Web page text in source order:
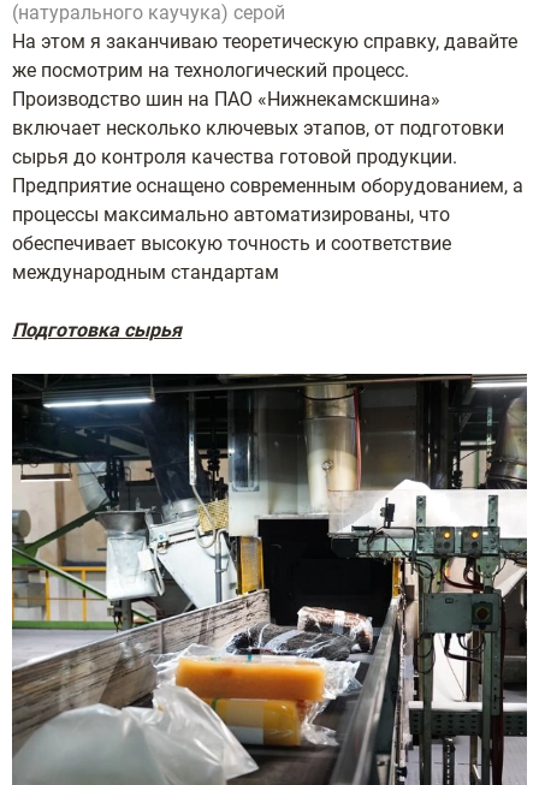
(натурального каучука) серой
На этом я заканчиваю теоретическую справку, давайте
же посмотрим на технологический процесс.
Производство шин на ПАО «Нижнекамскшина»
включает несколько ключевых этапов, от подготовки
сырья до контроля качества готовой продукции.
Предприятие оснащено современным оборудованием, а
процессы максимально автоматизированы, что
обеспечивает высокую точность и соответствие
международным стандартам
Подготовка сырья